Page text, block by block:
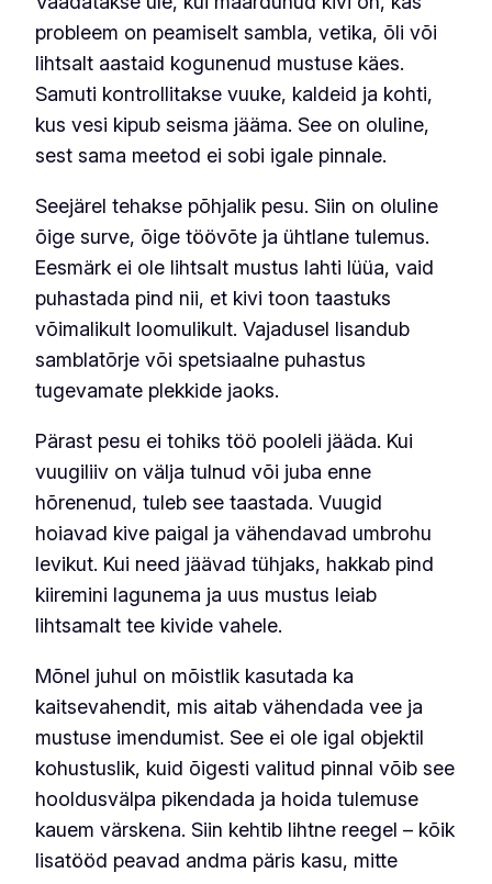
probleem on peamiselt sambla, vetika, õli või
lihtsalt aastaid kogunenud mustuse käes.
Samuti kontrollitakse vuuke, kaldeid ja kohti,
kus vesi kipub seisma jääma. See on oluline,
sest sama meetod ei sobi igale pinnale.
Seejärel tehakse põhjalik pesu. Siin on oluline
õige surve, õige töövõte ja ühtlane tulemus.
Eesmärk ei ole lihtsalt mustus lahti lüüa, vaid
puhastada pind nii, et kivi toon taastuks
võimalikult loomulikult. Vajadusel lisandub
samblatõrje või spetsiaalne puhastus
tugevamate plekkide jaoks.
Pärast pesu ei tohiks töö pooleli jääda. Kui
vuugiliiv on välja tulnud või juba enne
hõrenenud, tuleb see taastada. Vuugid
hoiavad kive paigal ja vähendavad umbrohu
levikut. Kui need jäävad tühjaks, hakkab pind
kiiremini lagunema ja uus mustus leiab
lihtsamalt tee kivide vahele.
Mõnel juhul on mõistlik kasutada ka
kaitsevahendit, mis aitab vähendada vee ja
mustuse imendumist. See ei ole igal objektil
kohustuslik, kuid õigesti valitud pinnal võib see
hooldusvälpa pikendada ja hoida tulemuse
kauem värskena. Siin kehtib lihtne reegel – kõik
lisatööd peavad andma päris kasu, mitte